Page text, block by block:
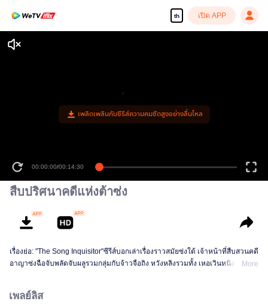
th เปิด APP
เพลิดเพลินกับซีรีส์ความคมชัดสูงอย่างลื่นไหล
00:00:00/00:14:30
สืบปริศนาคดีแห่งต้าซ่ง
เรื่องย่อ: "The Song Inquisitor"ซีรีส์บอกเล่าเรื่องราวสมัยซ่งใต้ เจ้าหน้าที่สืบสวนคดี
อาญาซ่งฉือจับพลัดจับผลูรวมกลุ่มกับจ้าวจือถิง หวังหลิงรวมทั้ง เหอเวินหนิง ทั้งสี่คน
More
เพลย์ลิส